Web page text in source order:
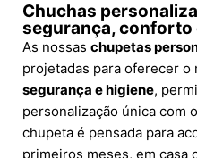
Chuchas
segurança, conforto
As nossas chupetas
projetadas para oferecer o
segurança e higiene,
personalização única com
chupeta é pensada para
primeiros meses, em casa